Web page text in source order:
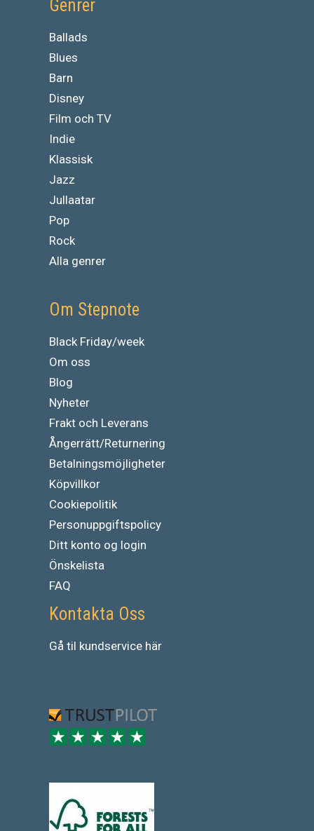
Genrer
Ballads
Blues
Barn
Disney
Film och TV
Indie
Klassisk
Jazz
Jullaatar
Pop
Rock
Alla genrer
Om Stepnote
Black Friday/week
Om oss
Blog
Nyheter
Frakt och Leverans
Ångerrätt/Returnering
Betalningsmöjligheter
Köpvillkor
Cookiepolitik
Personuppgiftspolicy
Ditt konto og login
Önskelista
FAQ
Kontakta Oss
Gå til kundservice här